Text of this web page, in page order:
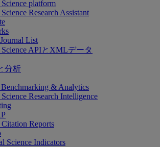
platform
Research Assistant
List
Science APIとXMLデータ
分析
& Analytics
Research Intelligence
Citation Reports
Science Indicators